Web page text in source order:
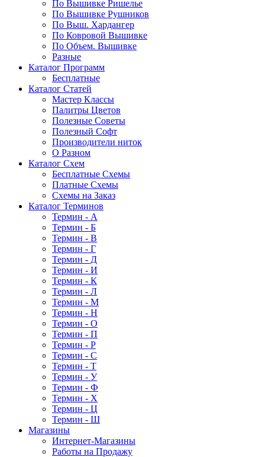
По Вышивке Ришелье
По Вышивке Рушников
По Выш. Хардангер
По Ковровой Вышивке
По Объем. Вышивке
Разные
Каталог Программ
Бесплатные
Каталог Статей
Мастер Классы
Палитры Цветов
Полезные Советы
Полезный Софт
Производители ниток
О Разном
Каталог Схем
Бесплатные Схемы
Платные Схемы
Схемы на Заказ
Каталог Терминов
Термин - А
Термин - Б
Термин - В
Термин - Г
Термин - Д
Термин - И
Термин - К
Термин - Л
Термин - М
Термин - Н
Термин - О
Термин - П
Термин - Р
Термин - С
Термин - Т
Термин - У
Термин - Ф
Термин - Х
Термин - Ц
Термин - Ш
Магазины
Интернет-Магазины
Работы на Продажу